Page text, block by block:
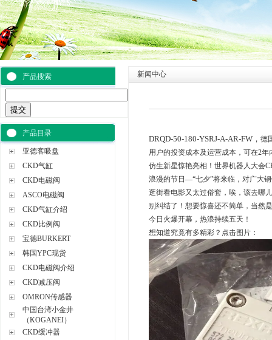
产品搜索
产品目录
亚德客吸盘
CKD气缸
CKD电磁阀
ASCO电磁阀
CKD气缸介绍
CKD比例阀
宝德BURKERT
韩国YPC现货
CKD电磁阀介绍
CKD减压阀
OMRON传感器
中国台湾小金井
（KOGANEI）
CKD缓冲器
新闻中心
DRQD-50-180-YSRJ-A-AR-FW， 德
用户的投资成本及运营成本，可在2年
仿生新星惊艳亮相！世界机器人大会
浪漫的节日—“七夕”将来临，对广大
逛街看电影又太过俗套，唉，该去哪
别纠结了！想要惊喜还不简单，当然
今日火爆开幕，热浪持续五天！
想知道究竟有多精彩？点击图片：